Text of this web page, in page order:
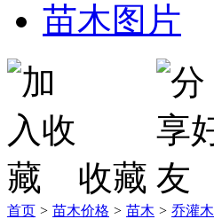
苗木图片
收藏
首页 > 苗木价格 > 苗木 > 乔灌木